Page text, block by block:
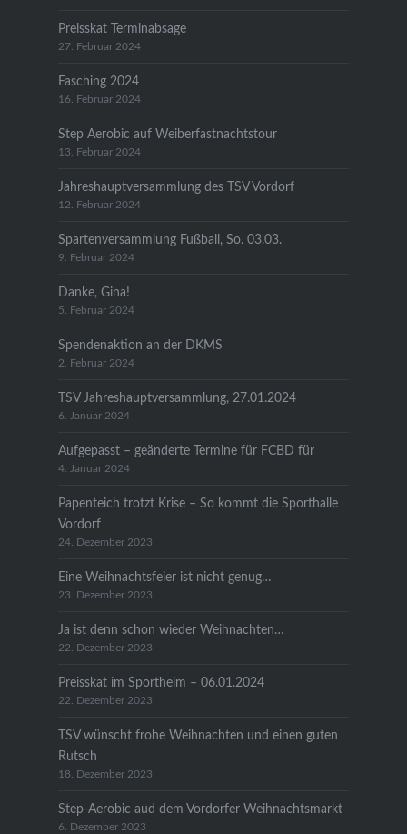
Preisskat Terminabsage
27. Februar 2024
Fasching 2024
16. Februar 2024
Step Aerobic auf Weiberfastnachtstour
13. Februar 2024
Jahreshauptversammlung des TSV Vordorf
12. Februar 2024
Spartenversammlung Fußball, So. 03.03.
9. Februar 2024
Danke, Gina!
5. Februar 2024
Spendenaktion an der DKMS
2. Februar 2024
TSV Jahreshauptversammlung, 27.01.2024
6. Januar 2024
Aufgepasst – geänderte Termine für FCBD für
4. Januar 2024
Papenteich trotzt Krise – So kommt die Sporthalle
Vordorf
24. Dezember 2023
Eine Weihnachtsfeier ist nicht genug…
23. Dezember 2023
Ja ist denn schon wieder Weihnachten…
22. Dezember 2023
Preisskat im Sportheim – 06.01.2024
22. Dezember 2023
TSV wünscht frohe Weihnachten und einen guten
Rutsch
18. Dezember 2023
Step-Aerobic aud dem Vordorfer Weihnachtsmarkt
6. Dezember 2023